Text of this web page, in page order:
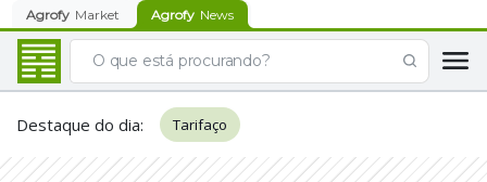
Agrofy Market Agrofy News
Destaque do dia: Tarifaço